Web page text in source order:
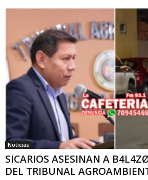
Noticias
SICARIOS ASESINAN A
DEL TRIBUNAL